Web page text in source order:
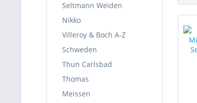
Seltmann Weiden
Nikko
Villeroy & Boch A-Z
Schweden
Thun Carlsbad
Thomas
Meissen